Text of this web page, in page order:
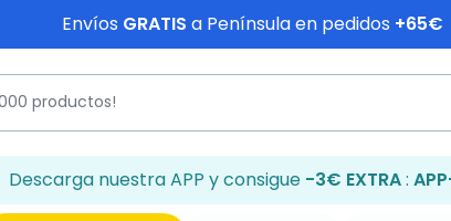
Envíos GRATIS a Península en pedidos +65€
Descarga nuestra APP y consigue -3€ EXTRA: